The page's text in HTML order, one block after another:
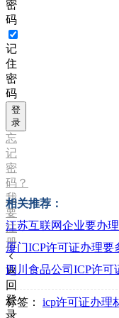
密
码
记
住
密
码
登
录
忘
记
密
码？
我
要
注
册
返
回
登
录
相关推荐：
江苏互联网企业要办
厦门ICP许可证办理要
四川食品公司ICP许
标签： icp许可证办理